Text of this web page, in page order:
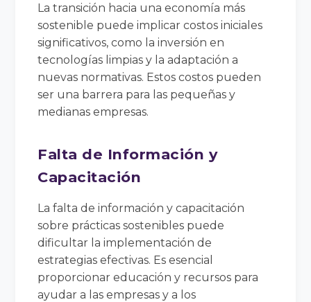
La transición hacia una economía más
sostenible puede implicar costos iniciales
significativos, como la inversión en
tecnologías limpias y la adaptación a
nuevas normativas. Estos costos pueden
ser una barrera para las pequeñas y
medianas empresas.
Falta de Información y
Capacitación
La falta de información y capacitación
sobre prácticas sostenibles puede
dificultar la implementación de
estrategias efectivas. Es esencial
proporcionar educación y recursos para
ayudar a las empresas y a los